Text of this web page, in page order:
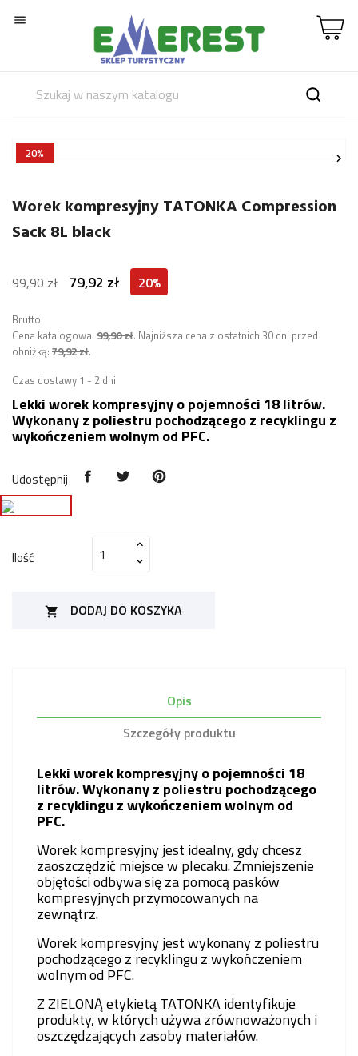

20% 
Worek kompresyjny TATONKA Compression
Sack 8L black
99,90 zł 79,92 zł 20%
Brutto
Cena katalogowa: 99,90 zł. Najniższa cena z ostatnich 30 dni przed
obniżką: 79,92 zł.
Czas dostawy 1 - 2 dni
Lekki worek kompresyjny o pojemności 18 litrów.
Wykonany z poliestru pochodzącego z recyklingu z
wykończeniem wolnym od PFC.
Udostępnij
Ilość
 DODAJ DO KOSZYKA
Opis
Szczegóły produktu
Lekki worek kompresyjny o pojemności 18
litrów. Wykonany z poliestru pochodzącego
z recyklingu z wykończeniem wolnym od
PFC.
Worek kompresyjny jest idealny, gdy chcesz
zaoszczędzić miejsce w plecaku. Zmniejszenie
objętości odbywa się za pomocą pasków
kompresyjnych przymocowanych na
zewnątrz.
Worek kompresyjny jest wykonany z poliestru
pochodzącego z recyklingu z wykończeniem
wolnym od PFC.
Z ZIELONĄ etykietą TATONKA identyfikuje
produkty, w których używa zrównoważonych i
oszczędzających zasoby materiałów.